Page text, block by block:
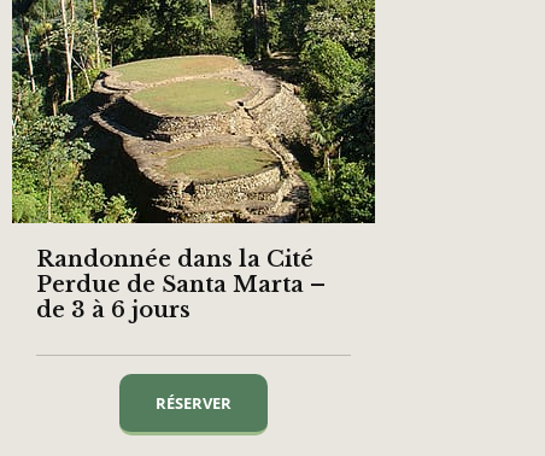
Randonnée dans la Cité
Perdue de Santa Marta –
de 3 à 6 jours
RÉSERVER